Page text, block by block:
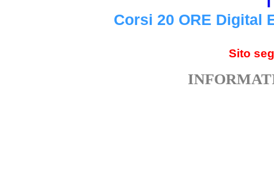
Corsi 20 ORE Digital
Sito